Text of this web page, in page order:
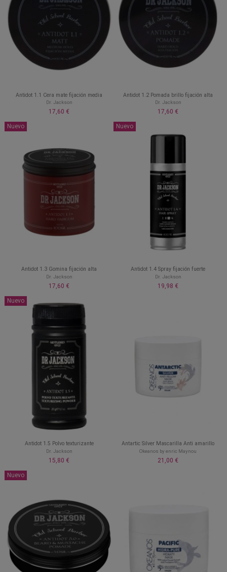
Antidot 1.1 Cera mate fijación media
Dr. Jackson
17,60 €
Antidot 1.2 Pomada brillo fijación alta
Dr. Jackson
17,60 €
Nuevo
Antidot 1.3 Gomina fijación alta
Dr. Jackson
17,60 €
Nuevo
Antidot 1.4 Spray fijación fuerte
Dr. Jackson
19,98 €
Nuevo
Antidot 1.5 Polvo texturizante
Dr. Jackson
15,80 €
Antartic Silver Mascarilla Anti amarillo
Okeanos by enric Maynou
21,00 €
Nuevo